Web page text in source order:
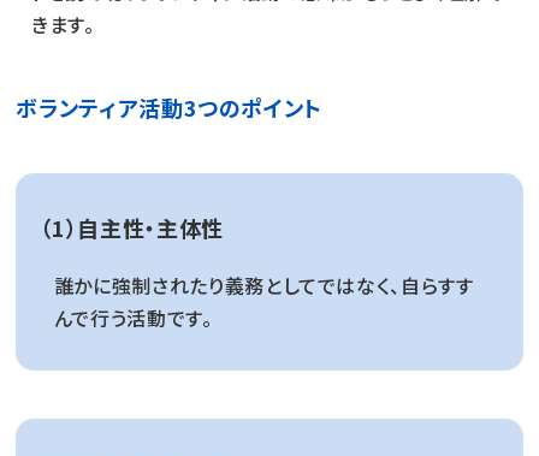
きます。
ボランティア活動3つのポイント
（1）自主性・主体性
誰かに強制されたり義務としてではなく、自らすす
んで行う活動です。